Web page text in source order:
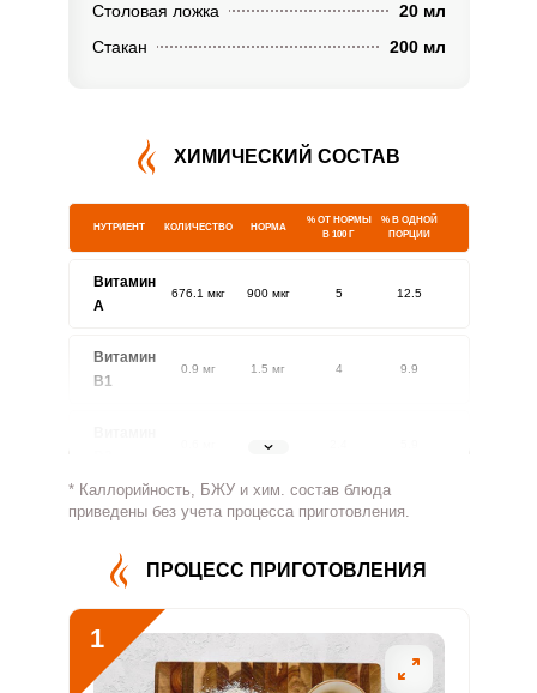
Столовая ложка
20 мл
Стакан
200 мл
ХИМИЧЕСКИЙ СОСТАВ
НУТРИЕНТ КОЛИЧЕСТВО НОРМА
% ОТ НОРМЫ
В 100 Г
% В ОДНОЙ
ПОРЦИИ
Витамин
A
676.1 мкг 900 мкг 5 12.5
Витамин
В1
0.9 мг 1.5 мг 4 9.9
1.8 мг
Витамин
345 мг 500 мг 4.6 11.5
Витамин
В5
Витамин
В6
1.1 мг 2 мг 3.7 9.2
* Каллорийность, БЖУ и хим. состав блюда
приведены без учета процесса приготовления.
ПРОЦЕСС ПРИГОТОВЛЕНИЯ
1